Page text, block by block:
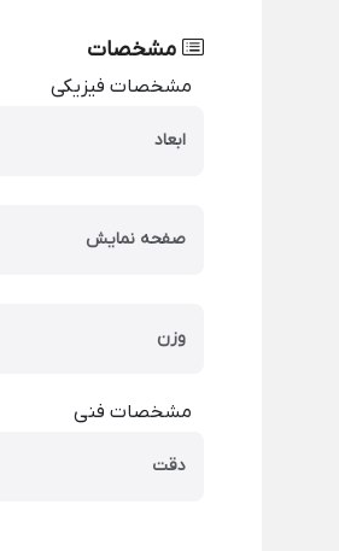
مشخصات
مشخصات فیزیکی
ابعاد
صفحه نمایش
وزن
مشخصات فنی
دقت